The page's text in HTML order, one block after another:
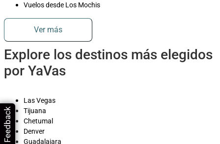
Vuelos desde Los Mochis
Ver más
Explore los destinos más elegidos
por YaVas
Las Vegas
Tijuana
Chetumal
Denver
Guadalajara
Feedback